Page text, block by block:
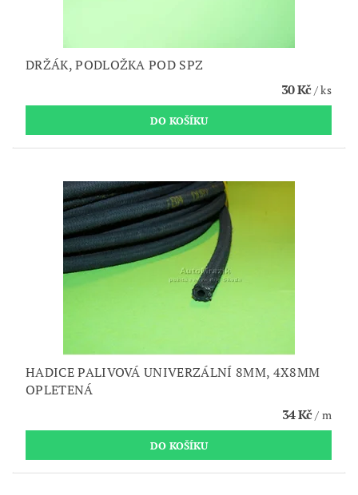
DRŽÁK, PODLOŽKA POD SPZ
30 Kč/ ks
HADICE PALIVOVÁ UNIVERZÁLNÍ 8MM, 4X8MM
OPLETENÁ
34 Kč/ m